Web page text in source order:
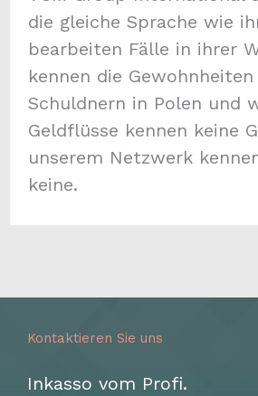
die gleiche Sprache wie
bearbeiten Fälle in ihrer
kennen die Gewohnheiten
Schuldnern in Polen und
Geldflüsse kennen keine
unserem Netzwerk
keine.
Kontaktieren Sie uns
Inkasso vom Profi.